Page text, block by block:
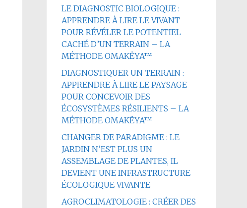
LE DIAGNOSTIC BIOLOGIQUE :
APPRENDRE À LIRE LE VIVANT
POUR RÉVÉLER LE POTENTIEL
CACHÉ D’UN TERRAIN – LA
MÉTHODE OMAKËYA™
DIAGNOSTIQUER UN TERRAIN :
APPRENDRE À LIRE LE PAYSAGE
POUR CONCEVOIR DES
ÉCOSYSTÈMES RÉSILIENTS – LA
MÉTHODE OMAKËYA™
CHANGER DE PARADIGME : LE
JARDIN N’EST PLUS UN
ASSEMBLAGE DE PLANTES, IL
DEVIENT UNE INFRASTRUCTURE
ÉCOLOGIQUE VIVANTE
AGROCLIMATOLOGIE : CRÉER DES